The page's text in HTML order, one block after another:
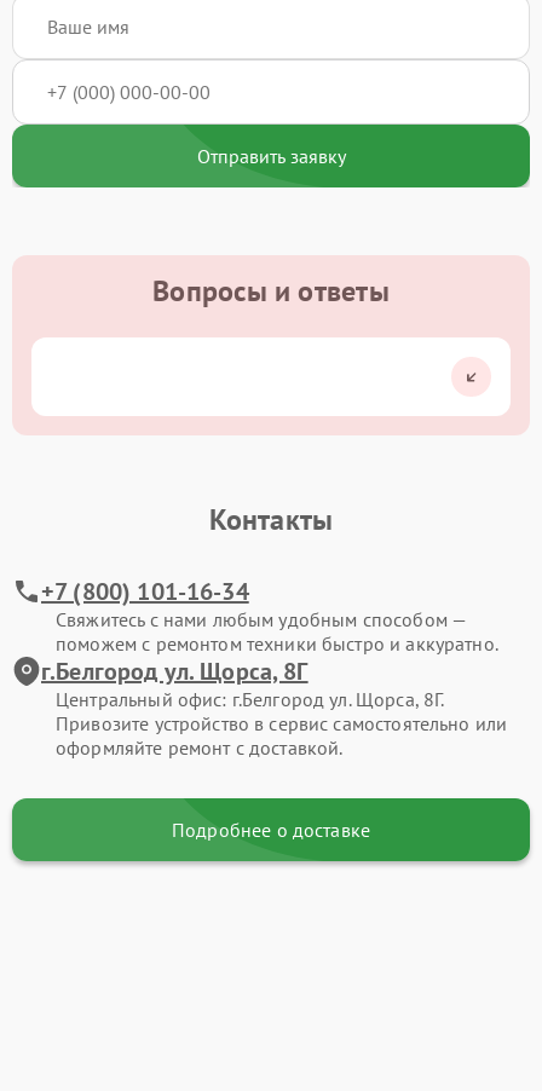
Отправить заявку
Вопросы и ответы
Контакты
+7 (800) 101-16-34
Свяжитесь с нами любым удобным способом —
поможем с ремонтом техники быстро и аккуратно.
г.Белгород ул. Щорса, 8Г
Центральный офис: г.Белгород ул. Щорса, 8Г.
Привозите устройство в сервис самостоятельно или
оформляйте ремонт с доставкой.
Подробнее о доставке